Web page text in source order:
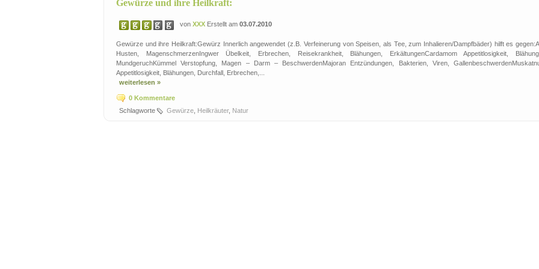
Gewürze und ihre Heilkraft:
von XXX Erstellt am 03.07.2010
Gewürze und ihre Heilkraft:Gewürz Innerlich angewendet (z.B. Verfeinerung von Speisen, als Tee, zum Inhalieren/Dampfbäder) hilft es
Husten, MagenschmerzenIngwer Übelkeit, Erbrechen, Reisekrankheit, Blähungen, ErkältungenCardamom Appetitlosigkeit,
MundgeruchKümmel Verstopfung, Magen – Darm – BeschwerdenMajoran Entzündungen, Bakterien, Viren,
Appetitlosigkeit, Blähungen, Durchfall, Erbrechen,...
weiterlesen »
0 Kommentare
Schlagworte
Gewürze Heilkräuter, Natur